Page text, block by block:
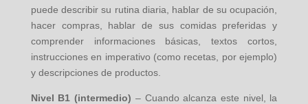
puede describir su rutina diaria, hablar de su ocupación,
hacer compras, hablar de sus comidas preferidas y
comprender informaciones básicas, textos cortos,
instrucciones en imperativo (como recetas, por ejemplo)
y descripciones de productos.
Nivel B1 (intermedio) – Cuando alcanza este nivel, la